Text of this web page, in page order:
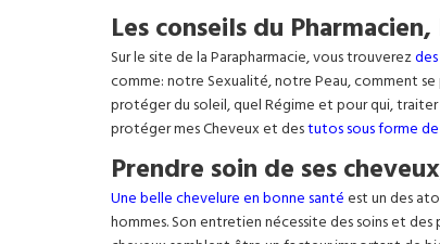
Les conseils du
Sur le site de la Parapharmacie, vous trouverez
comme: notre Sexualité, notre Peau, comment
protéger du soleil, quel Régime et pour qui,
protéger mes Cheveux et destutos sous forme
Prendre soin de ses
Une belle chevelure en bonne santéest un des
hommes. Son entretien nécessite des soins et